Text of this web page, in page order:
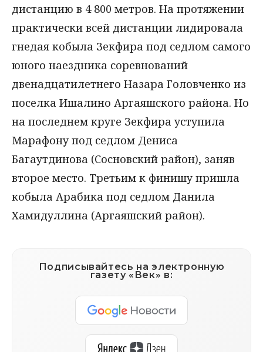
дистанцию в 4 800 метров. На протяжении
практически всей дистанции лидировала
гнедая кобыла Зекфира под седлом самого
юного наездника соревнований
двенадцатилетнего Назара Головченко из
поселка Ишалино Аргаяшского района. Но
на последнем круге Зекфира уступила
Марафону под седлом Дениса
Багаутдинова (Сосновский район), заняв
второе место. Третьим к финишу пришла
кобыла Арабика под седлом Данила
Хамидуллина (Аргаяшский район).
Подписывайтесь на электронную
газету «Век» в: